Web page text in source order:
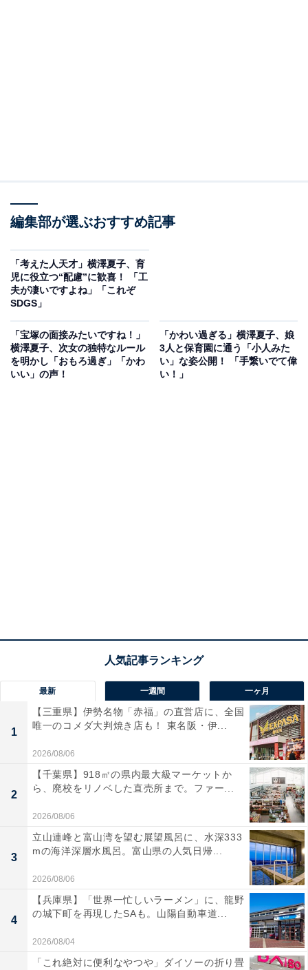
編集部が選ぶおすすめ記事
「考えた人天才」横澤夏子、育
児に役立つ“配慮”に歓喜！ 「工
夫が凄いですよね」「これぞ
SDGS」
「宝塚の面接みたいですね！」
横澤夏子、次女の独特なルール
を明かし「おもろ過ぎ」「かわ
いい」の声！
「かわい過ぎる」横澤夏子、娘
3人と保育園に通う「小人みた
い」な姿公開！ 「手繋いでて偉
い！」
最新 一週間 一ヶ月
1
【三重県】伊勢名物「赤福」の直営店に、全国
唯一のコメダ大判焼き店も！ 東名阪・伊...
2026/08/06
2
【千葉県】918㎡の県内最大級マーケットか
ら、廃校をリノベした直売所まで。ファー...
2026/08/06
3
立山連峰と富山湾を望む展望風呂に、水深333
mの海洋深層水風呂。富山県の人気日帰...
2026/08/06
4
【兵庫県】「世界一忙しいラーメン」に、龍野
の城下町を再現したSAも。山陽自動車道...
2026/08/04
「これ絶対に便利なやつや」ダイソーの折り畳